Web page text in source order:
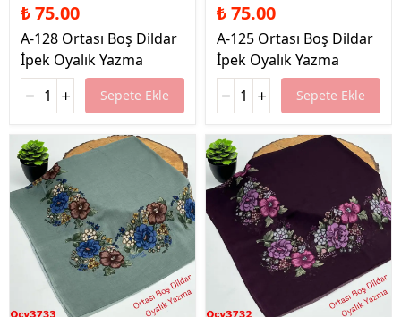
₺ 75.00
A-128 Ortası Boş Dildar
İpek Oyalık Yazma
Sepete Ekle
₺ 75.00
A-125 Ortası Boş Dildar
İpek Oyalık Yazma
Sepete Ekle
%46 İndirim %46 İndirim